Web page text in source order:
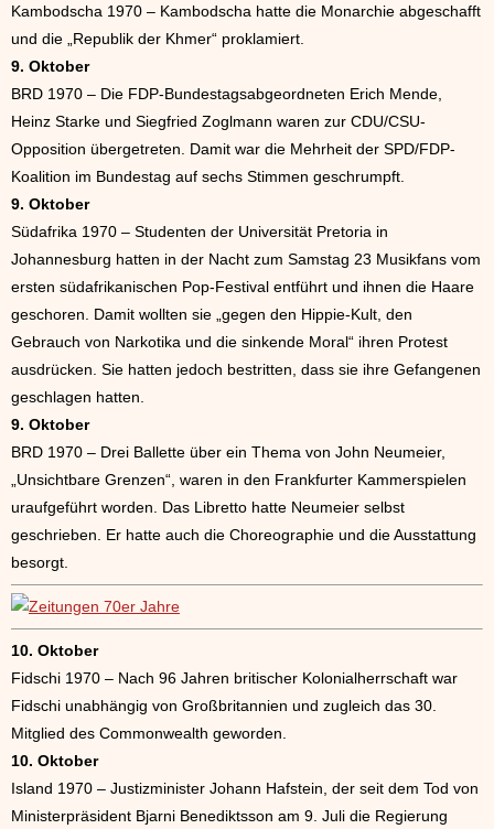
Kambodscha 1970 – Kambodscha hatte die Monarchie abgeschafft
und die „Republik der Khmer“ proklamiert.
9. Oktober
BRD 1970 – Die FDP-Bundestagsabgeordneten Erich Mende,
Heinz Starke und Siegfried Zoglmann waren zur CDU/CSU-
Opposition übergetreten. Damit war die Mehrheit der SPD/FDP-
Koalition im Bundestag auf sechs Stimmen geschrumpft.
9. Oktober
Südafrika 1970 – Studenten der Universität Pretoria in
Johannesburg hatten in der Nacht zum Samstag 23 Musikfans vom
ersten südafrikanischen Pop-Festival entführt und ihnen die Haare
geschoren. Damit wollten sie „gegen den Hippie-Kult, den
Gebrauch von Narkotika und die sinkende Moral“ ihren Protest
ausdrücken. Sie hatten jedoch bestritten, dass sie ihre Gefangenen
geschlagen hatten.
9. Oktober
BRD 1970 – Drei Ballette über ein Thema von John Neumeier,
„Unsichtbare Grenzen“, waren in den Frankfurter Kammerspielen
uraufgeführt worden. Das Libretto hatte Neumeier selbst
geschrieben. Er hatte auch die Choreographie und die Ausstattung
besorgt.
10. Oktober
Fidschi 1970 – Nach 96 Jahren britischer Kolonialherrschaft war
Fidschi unabhängig von Großbritannien und zugleich das 30.
Mitglied des Commonwealth geworden.
10. Oktober
Island 1970 – Justizminister Johann Hafstein, der seit dem Tod von
Ministerpräsident Bjarni Benediktsson am 9. Juli die Regierung